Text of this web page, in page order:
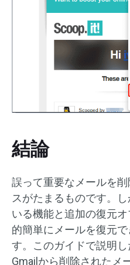
結論
誤って重要なメールを
スがたまるものです。
いる機能と追加の復元
的簡単にメールを復元
す。このガイドで説明し
Gmailから削除されたメ